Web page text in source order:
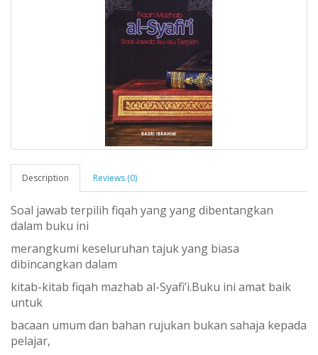
Description Reviews (0)
Soal jawab terpilih fiqah yang yang dibentangkan
dalam buku ini
merangkumi keseluruhan tajuk yang biasa
dibincangkan dalam
kitab-kitab fiqah mazhab al-Syafi’i.Buku ini amat baik
untuk
bacaan umum dan bahan rujukan bukan sahaja kepada
pelajar,